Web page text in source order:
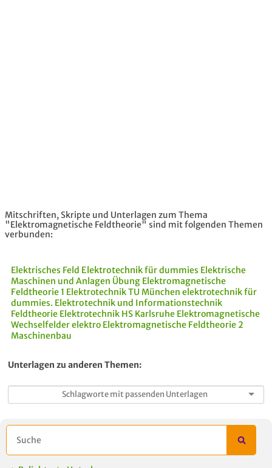
Mitschriften, Skripte und Unterlagen zum Thema
"Elektromagnetische Feldtheorie" sind mit folgenden Themen
verbunden:
Elektrisches Feld Elektrotechnikfür dummies Elektrische
Maschinen und Anlagen Übung Elektromagnetische
Feldtheorie 1 Elektrotechnik TU München elektrotechnik für
dummies. Elektrotechnik und Informationstechnik
Feldtheorie Elektrotechnik HS Karlsruhe Elektromagnetische
Wechselfelderelektro Elektromagnetische Feldtheorie 2
Maschinenbau
Unterlagen zu anderen Themen: